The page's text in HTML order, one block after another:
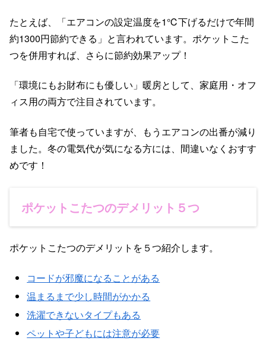
たとえば、「エアコンの設定温度を1℃下げるだけで年間
約1300円節約できる」と言われています。ポケットこた
つを併用すれば、さらに節約効果アップ！
「環境にもお財布にも優しい」暖房として、家庭用・オフ
ィス用の両方で注目されています。
筆者も自宅で使っていますが、もうエアコンの出番が減り
ました。冬の電気代が気になる方には、間違いなくおすす
めです！
ポケットこたつのデメリット５つ
ポケットこたつのデメリットを５つ紹介します。
コードが邪魔になることがある
温まるまで少し時間がかかる
洗濯できないタイプもある
ペットや子どもには注意が必要